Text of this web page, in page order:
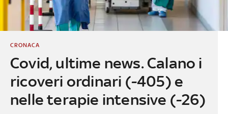
Covid, ultime news. Calano i
ricoveri ordinari (-405) e
nelle terapie intensive (-26)
CRONACA